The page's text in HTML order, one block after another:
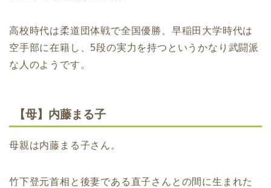
高校時代は柔道団体戦で全国優勝、早稲田大学時代は
空手部に在籍し、5段の実力を持つというかなり武闘派
な人のようです。
【母】内藤まる子
母親は内藤まる子さん。
竹下登元首相と後妻である直子さんとの間に生まれた